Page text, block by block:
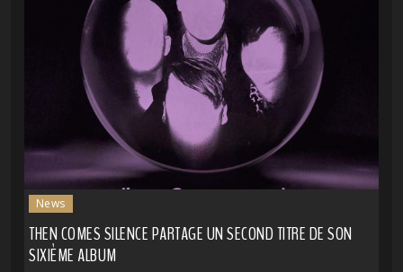
News
THEN COMES SILENCE PARTAGE UN SECOND TITRE DE SON
SIXIÈME ALBUM